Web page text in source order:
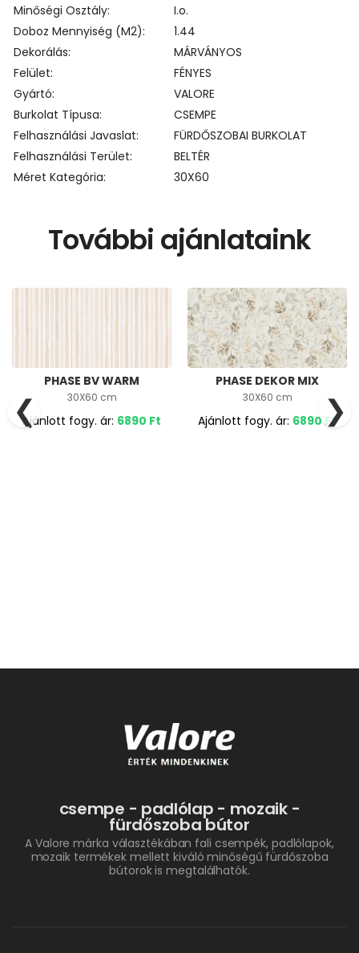
Minőségi Osztály
I.o.
Doboz Mennyiség (m2)
1.44
Dekorálás
MÁRVÁNYOS
Felület
FÉNYES
Gyártó
VALORE
Burkolat Típusa
CSEMPE
Felhasználási Javaslat
FÜRDŐSZOBAI BURKOLAT
Felhasználási Terület
BELTÉR
Méret Kategória
30X60
További ajánlataink
PHASE BV WARM
30X60 cm
Ajánlott fogy. ár: 6890 Ft
PHASE DEKOR MIX
30X60 cm
Ajánlott fogy. ár: 6890 Ft
❮ ❯
csempe - padlólap - mozaik -
fürdőszoba bútor
A Valore márka választékában fali csempék, padlólapok,
mozaik termékek mellett kiváló minőségű fürdőszoba
bútorok is megtalálhatók.